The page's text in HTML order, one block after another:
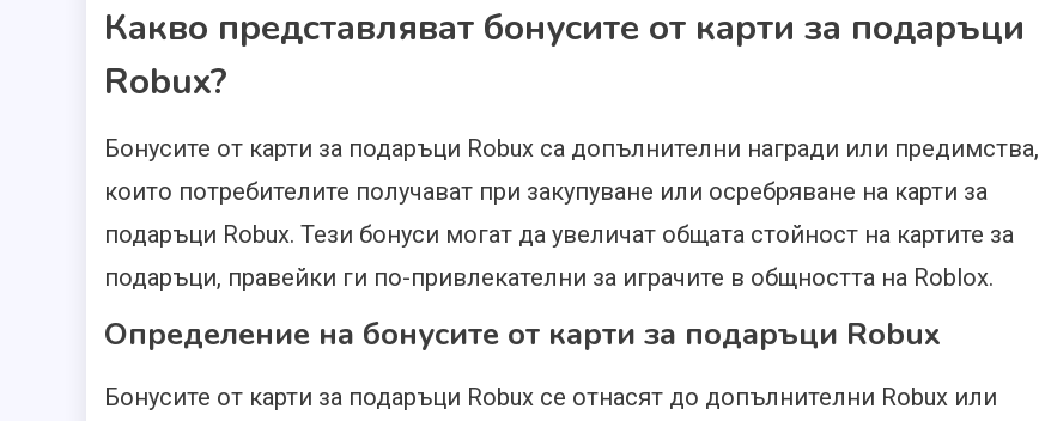
Какво представляват бонусите от карти за подаръци
Robux?
Бонусите от карти за подаръци Robux са допълнителни награди или предимства,
които потребителите получават при закупуване или осребряване на карти за
подаръци Robux. Тези бонуси могат да увеличат общата стойност на картите за
подаръци, правейки ги по-привлекателни за играчите в общността на Roblox.
Определение на бонусите от карти за подаръци Robux
Бонусите от карти за подаръци Robux се отнасят до допълнителни Robux или